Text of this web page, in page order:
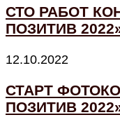
СТО РАБОТ
ПОЗИТИВ
12.10.2022
СТАРТ
ПОЗИТИВ